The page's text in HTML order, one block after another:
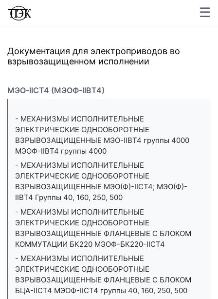
☰
×
Документация для электроприводов во
взрывозащищенном исполнении
МЭО-IICT4 (МЭОФ-IIBT4)
- МЕХАНИЗМЫ ИСПОЛНИТЕЛЬНЫЕ
ЭЛЕКТРИЧЕСКИЕ ОДНООБОРОТНЫЕ
ВЗРЫВОЗАЩИЩЕННЫЕ МЭО-IIВТ4 группы 4000
МЭОФ-IIВТ4 группы 4000
- МЕХАНИЗМЫ ИСПОЛНИТЕЛЬНЫЕ
ЭЛЕКТРИЧЕСКИЕ ОДНООБОРОТНЫЕ
ВЗРЫВОЗАЩИЩЕННЫЕ МЭО(Ф)-IIСТ4; МЭО(Ф)-
IIВТ4 Группы 40, 160, 250, 500
- МЕХАНИЗМЫ ИСПОЛНИТЕЛЬНЫЕ
ЭЛЕКТРИЧЕСКИЕ ОДНООБОРОТНЫЕ
ВЗРЫВОЗАЩИЩЕННЫЕ ФЛАНЦЕВЫЕ С БЛОКОМ
КОММУТАЦИИ БК220 МЭОФ-БК220-IIСТ4
- МЕХАНИЗМЫ ИСПОЛНИТЕЛЬНЫЕ
ЭЛЕКТРИЧЕСКИЕ ОДНООБОРОТНЫЕ
ВЗРЫВОЗАЩИЩЕННЫЕ ФЛАНЦЕВЫЕ С БЛОКОМ
БЦА-IIСТ4 МЭОФ-IIСТ4 группы 40, 160, 250, 500